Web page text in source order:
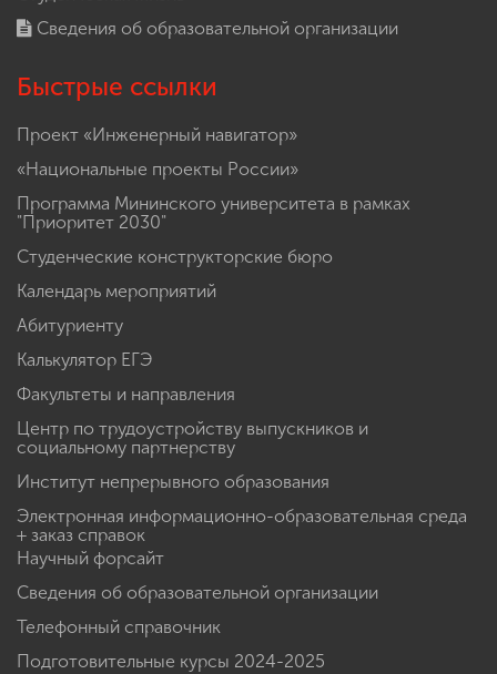
Сведения об образовательной организации
Быстрые ссылки
Проект «Инженерный навигатор»
«Национальные проекты России»
Программа Мининского университета в рамках
"Приоритет 2030"
Студенческие конструкторские бюро
Календарь мероприятий
Абитуриенту
Калькулятор ЕГЭ
Факультеты и направления
Центр по трудоустройству выпускников и
социальному партнерству
Институт непрерывного образования
Электронная информационно-образовательная среда
+ заказ справок
Научный форсайт
Сведения об образовательной организации
Телефонный справочник
Подготовительные курсы 2024-2025